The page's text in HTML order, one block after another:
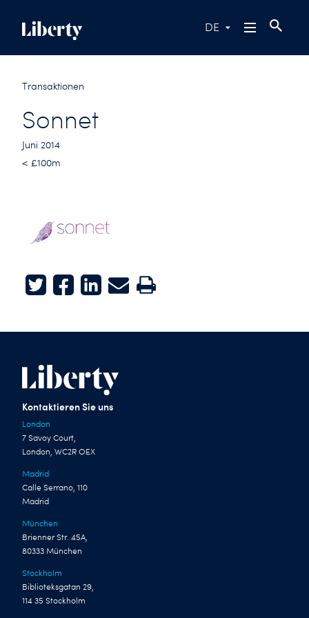
DE
Transaktionen
Sonnet
Juni 2014
< £100m
TwitterFacebook
LinkedInE-mailPrint
Kontaktieren Sie uns
London
7 Savoy Court,
London, WC2R OEX
Madrid
Calle Serrano, 110
Madrid
München
Brienner Str. 45A,
80333 München
Stockholm
Biblioteksgatan 29,
114 35 Stockholm